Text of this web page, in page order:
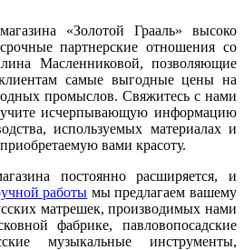
«Золотой Грааль» высоко
партнерские отношения со
Масленниковой, позволяющие
самые выгодные цены на
промыслов. Свяжитесь с нами
исчерпывающую информацию
используемых материалах и
вами красоту.
постоянно расширяется, и
работы мы предлагаем вашему
матрешек, производимых нами
фабрике, павловопосадские
музыкальные инструменты,